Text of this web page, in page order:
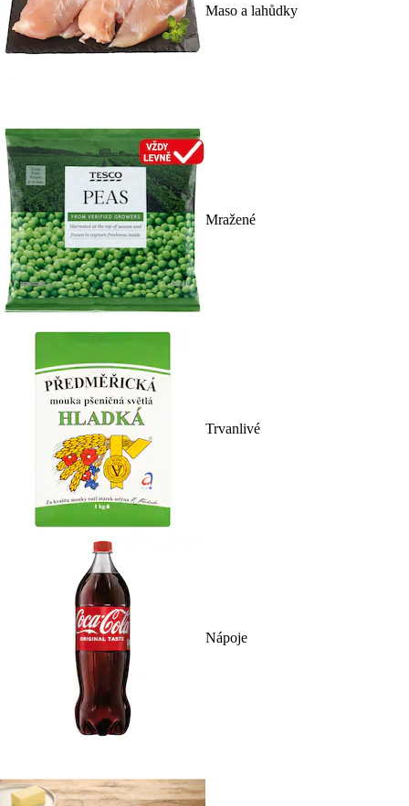
Maso a lahůdky
Mražené
Trvanlivé
Nápoje